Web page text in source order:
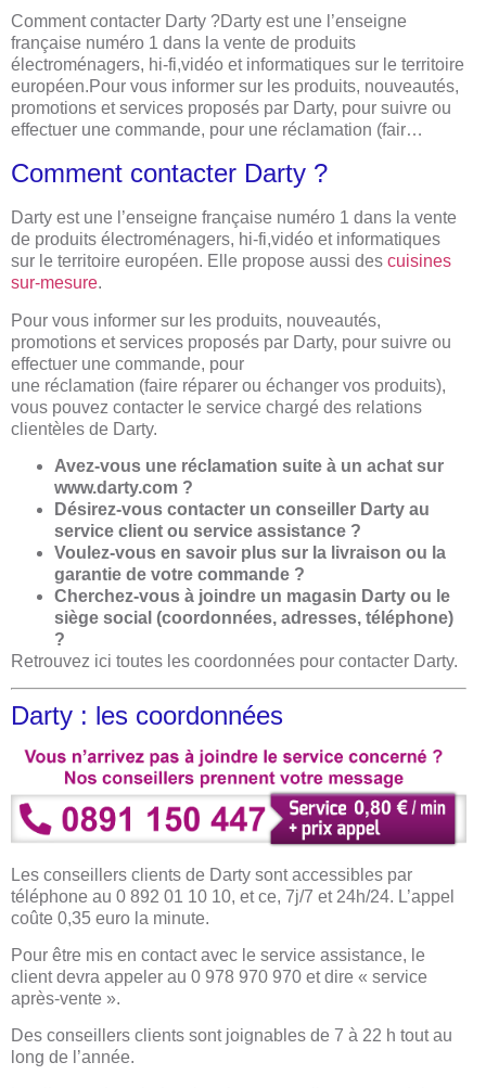
Comment contacter Darty ?Darty est une l’enseigne
française numéro 1 dans la vente de produits
électroménagers, hi-fi,vidéo et informatiques sur le territoire
européen.Pour vous informer sur les produits, nouveautés,
promotions et services proposés par Darty, pour suivre ou
effectuer une commande, pour une réclamation (fair…
Comment contacter Darty ?
Darty est une l’enseigne française numéro 1 dans la vente
de produits électroménagers, hi-fi,vidéo et informatiques
sur le territoire européen. Elle propose aussi des cuisines
sur-mesure.
Pour vous informer sur les produits, nouveautés,
promotions et services proposés par Darty, pour suivre ou
effectuer une commande, pour
une réclamation (faire réparer ou échanger vos produits),
vous pouvez contacter le service chargé des relations
clientèles de Darty.
Avez-vous une réclamation suite à un achat sur
www.darty.com ?
Désirez-vous contacter un conseiller Darty au
service client ou service assistance ?
Voulez-vous en savoir plus sur la livraison ou la
garantie de votre commande ?
Cherchez-vous à joindre un magasin Darty ou le
siège social (coordonnées, adresses, téléphone)
?
Retrouvez ici toutes les coordonnées pour contacter Darty.
Darty : les coordonnées
Les conseillers clients de Darty sont accessibles par
téléphone au 0 892 01 10 10, et ce, 7j/7 et 24h/24. L’appel
coûte 0,35 euro la minute.
Pour être mis en contact avec le service assistance, le
client devra appeler au 0 978 970 970 et dire « service
après-vente ».
Des conseillers clients sont joignables de 7 à 22 h tout au
long de l’année.